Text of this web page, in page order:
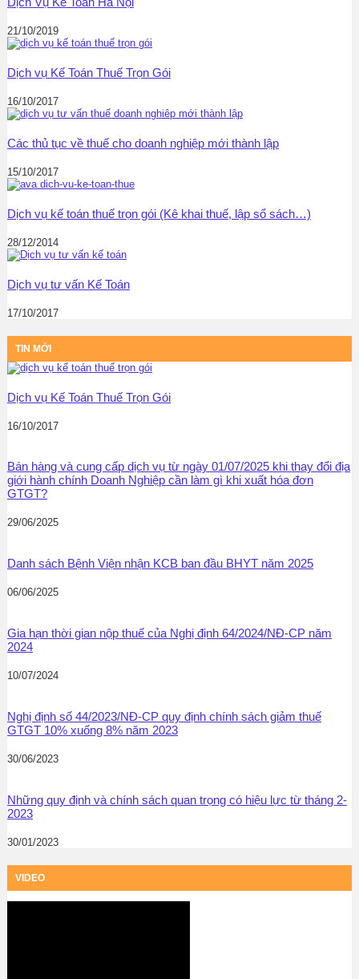
21/10/2019
Dịch vụ Kế Toán Thuế Trọn Gói
16/10/2017
Các thủ tục về thuế cho doanh nghiệp mới thành lập
15/10/2017
Dịch vụ kế toán thuế trọn gói (Kê khai thuế, lập sổ sách…)
28/12/2014
Dịch vụ tư vấn Kế Toán
17/10/2017
TIN MỚI
Dịch vụ Kế Toán Thuế Trọn Gói
16/10/2017
Bán hàng và cung cấp dịch vụ từ ngày 01/07/2025 khi thay đổi địa
giới hành chính Doanh Nghiệp cần làm gì khi xuất hóa đơn
GTGT?
29/06/2025
Danh sách Bệnh Viện nhận KCB ban đầu BHYT năm 2025
06/06/2025
Gia hạn thời gian nộp thuế của Nghị định 64/2024/NĐ-CP năm
2024
10/07/2024
Nghị định số 44/2023/NĐ-CP quy định chính sách giảm thuế
GTGT 10% xuống 8% năm 2023
30/06/2023
Những quy định và chính sách quan trọng có hiệu lực từ tháng 2-
2023
30/01/2023
VIDEO